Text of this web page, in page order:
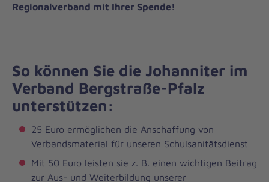
Regionalverband mit Ihrer Spende!
So können Sie die Johanniter im
Verband Bergstraße-Pfalz
unterstützen:
25 Euro ermöglichen die Anschaffung von
Verbandsmaterial für unseren Schulsanitätsdienst
Mit 50 Euro leisten sie z. B. einen wichtigen Beitrag
zur Aus- und Weiterbildung unserer